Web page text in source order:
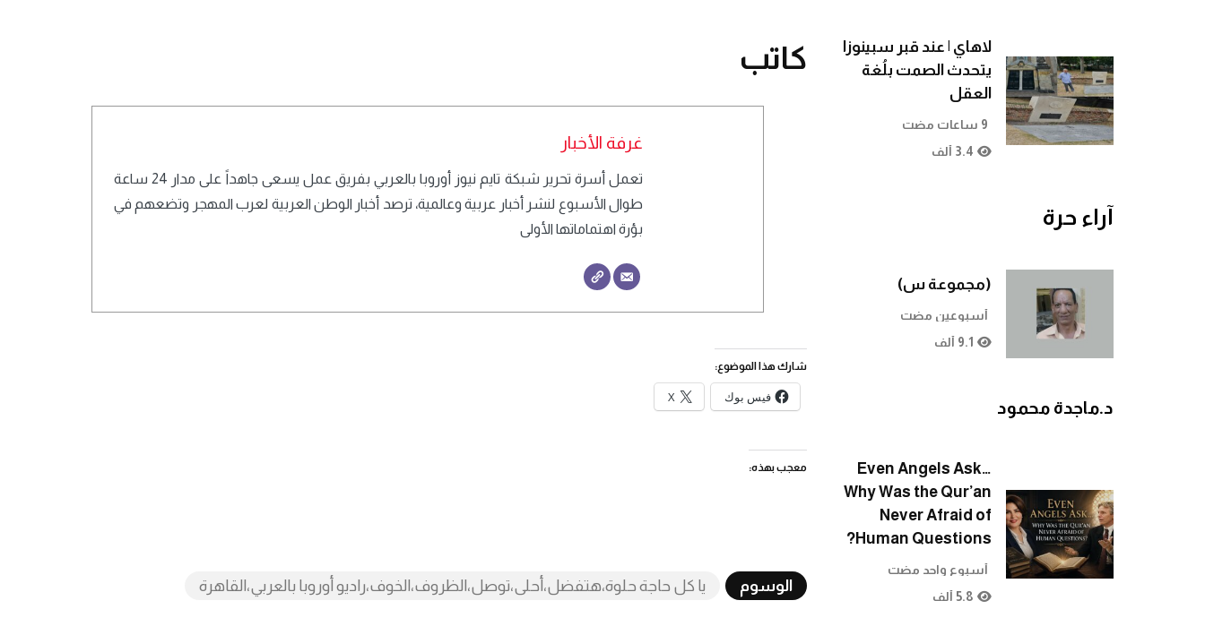
كاتب
غرفة الأخبار
تعمل أسرة تحرير شبكة تايم نيوز أوروبا بالعربي بفريق عمل يسعى جاهداً على مدار 24 ساعة
طوال الأسبوع لنشر أخبار عربية وعالمية، ترصد أخبار الوطن العربية لعرب المهجر وتضعهم في
بؤرة اهتماماتها الأولى
شارك هذا الموضوع:
فيس بوك X
معجب بهذه:
الوسوم يا كل حاجة حلوة،هتفضل،أحلى،توصل،الظروف،الخوف،راديو أوروبا بالعربي،القاهرة
لاهاي | عند قبر سبينوزا
يتحدث الصمت بلُغة
العقل
9 ساعات مضت
3.4 ألف
آراء حرة
(مجموعة س)
أسبوعين مضت
9.1 ألف
د.ماجدة محمود
Even Angels Ask…
Why Was the Qur’an
Never Afraid of
Human Questions?
أسبوع واحد مضت
5.8 ألف